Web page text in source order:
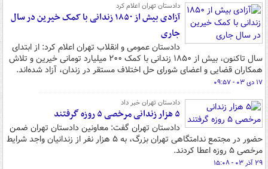
دادستان تهران اعلام کرد
آزادی بیش از ۱۸۵۰ زندانی با کمک خیرین در سال
جاری
دادستان عمومی و انقلاب تهران اعلام کرد: از ابتدای
سال تاکنون، بیش از ۱۸۵۰ زندانی با کمک ۲۰۰ میلیارد تومانی خیرین و تلاش
همکاران قضایی و اعضای شورای حل اختلاف مستقر در زندان، آزاد شده‌اند.
۱۷ دی ۰۳ - ۰۹:۵۷
دادستان تهران خبر داد
۵ هزار زندانی مرخصی ۵ روزه گرفتند
دادستان تهران گفت: معاونین دادستان تهران ضمن
حضور در مجتمع ندامتگاهی تهران بزرگ، به ۵ هزار نفر از زندانیان واجد شرایط
مرخصی ۵ روزه اعطا کردند.
۲۹ آذر ۰۳ - ۱۵:۰۸